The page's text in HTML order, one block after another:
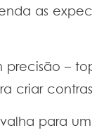
as
–
criar
para